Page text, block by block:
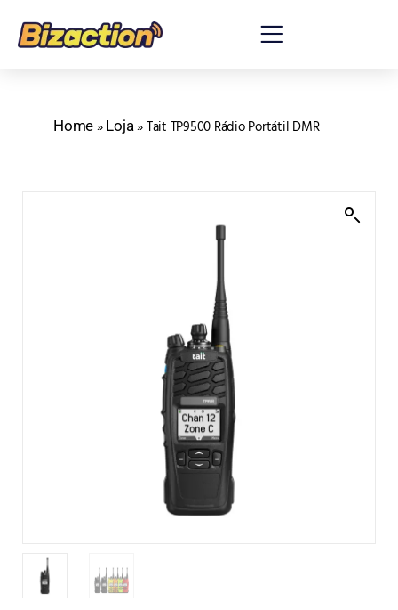
Home » Loja»Tait TP9500 Rádio Portátil DMR